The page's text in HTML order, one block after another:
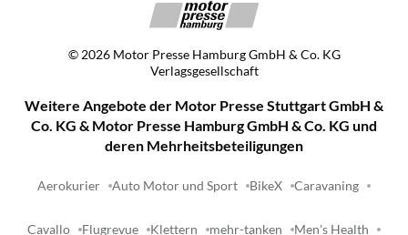
© 2026 Motor Presse Hamburg GmbH & Co. KG
Verlagsgesellschaft
Weitere Angebote der Motor Presse Stuttgart GmbH &
Co. KG & Motor Presse Hamburg GmbH & Co. KG und
deren Mehrheitsbeteiligungen
Aerokurier Auto Motor und Sport BikeX Caravaning
Cavallo Flugrevue Klettern mehr-tanken Men's Health